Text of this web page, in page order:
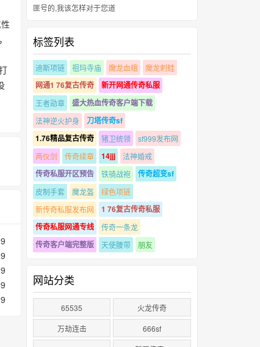
匪号的,我该怎样对于您道
标签列表
迪斯项链 祖玛寺庙 魔龙血蛾 魔龙刺蛙
网通1 76复古传奇 新开网通传奇私服
王者勋章 盛大热血传奇客户端下载
法神逆火护身
刀塔传奇sf
1.76精品复古传奇
猪卫统领
sf999发布网
两仪剑
传奇续章 14jjj 法神婚戒
传奇私服开区预告 铁骑战袍 传奇超变sf
皮制手套 魔龙盔
绿色项链
新传奇私服发布网
1 76复古传奇私服
传奇私服网通专线
传奇一条龙
传奇客户端完整版 天使腰带 朋友
网站分类
65535
火龙传奇
万劫连击
666sf